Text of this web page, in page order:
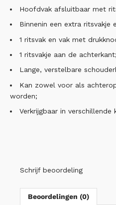
Hoofdvak afsluitbaar met
Binnenin een extra ritsvakje
1 ritsvak en vak met
1 ritsvakje aan de achterkant;
Lange, verstelbare
Kan zowel voor als
worden;
Verkrijgbaar in verschillende
Schrijf beoordeling
Beoordelingen (0)